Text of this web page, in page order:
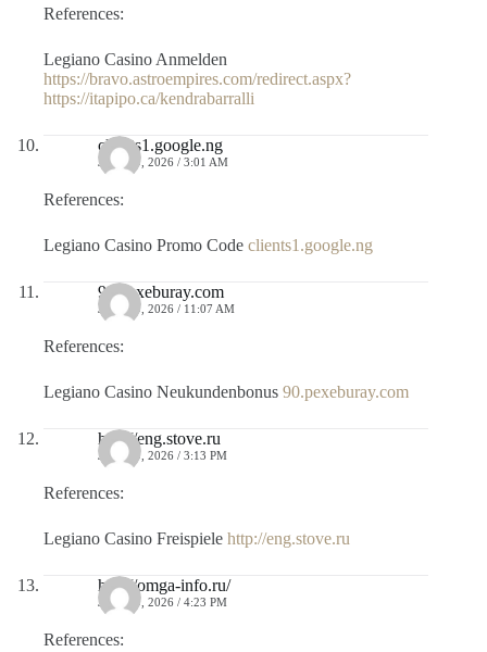
References:
Legiano Casino Anmelden
https://bravo.astroempires.com/redirect.aspx?
https://itapipo.ca/kendrabarralli
clients1.google.ng
JULIO 9, 2026 / 3:01 AM
References:
Legiano Casino Promo Code clients1.google.ng
90.pexeburay.com
JULIO 9, 2026 / 11:07 AM
References:
Legiano Casino Neukundenbonus 90.pexeburay.com
http://eng.stove.ru
JULIO 9, 2026 / 3:13 PM
References:
Legiano Casino Freispiele http://eng.stove.ru
http://omga-info.ru/
JULIO 9, 2026 / 4:23 PM
References: